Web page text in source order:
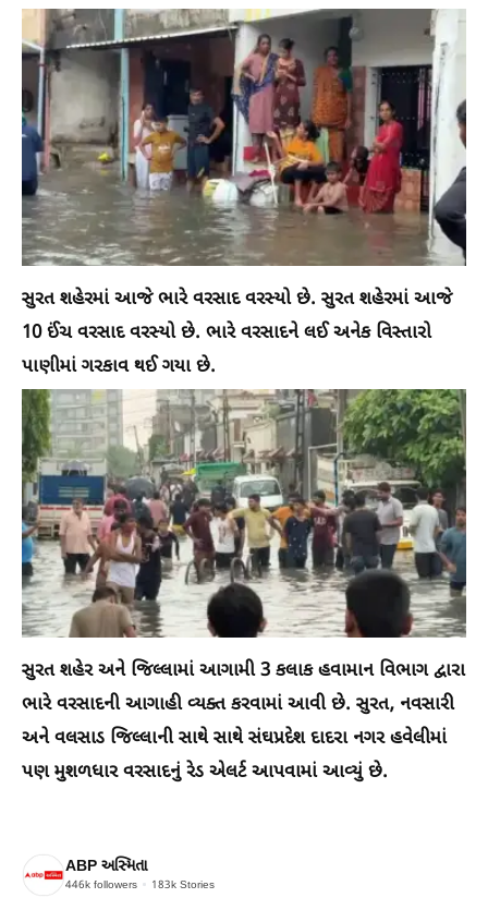
સુરત શહેરમાં આજે ભારે વરસાદ વરસ્યો છે. સુરત શહેરમાં આજે
10 ઈંચ વરસાદ વરસ્યો છે. ભારે વરસાદને લઈ અનેક વિસ્તારો
પાણીમાં ગરકાવ થઈ ગયા છે.
સુરત શહેર અને જિલ્લામાં આગામી 3 કલાક હવામાન વિભાગ દ્વારા
ભારે વરસાદની આગાહી વ્યક્ત કરવામાં આવી છે. સુરત, નવસારી
અને વલસાડ જિલ્લાની સાથે સાથે સંઘપ્રદેશ દાદરા નગર હવેલીમાં
પણ મુશળધાર વરસાદનું રેડ એલર્ટ આપવામાં આવ્યું છે.
ABP અસ્મિતા
446k followers 183k Stories